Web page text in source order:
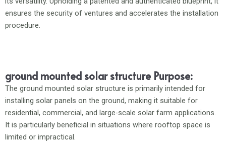
ensures the security of ventures and accelerates the installation
procedure.
ground mounted solar structure Purpose:
The ground mounted solar structure is primarily intended for
installing solar panels on the ground, making it suitable for
residential, commercial, and large-scale solar farm applications.
It is particularly beneficial in situations where rooftop space is
limited or impractical.